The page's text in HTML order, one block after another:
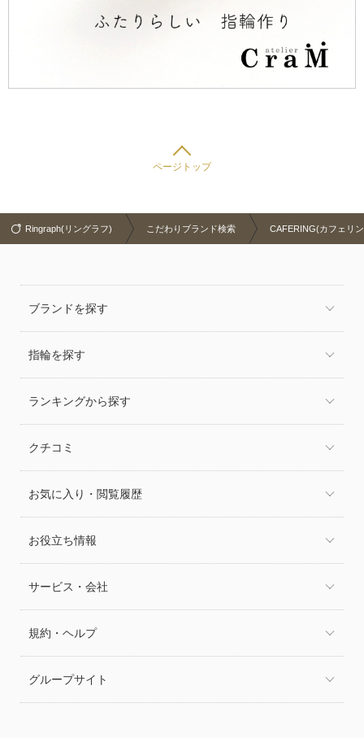
ページトップ
Ringraph(リングラフ) こだわりブランド検索 CAFERING(カフェリ
ブランドを探す
指輪を探す
ランキングから探す
クチコミ
お気に入り・閲覧履歴
お役立ち情報
サービス・会社
規約・ヘルプ
グループサイト